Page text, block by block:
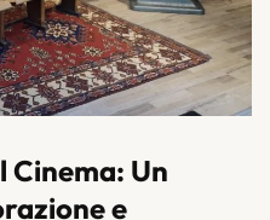
Un
e